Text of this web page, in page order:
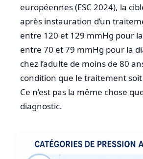
européennes (ESC 2024), la
après instauration d’un
entre 120 et 129 mmHg pour
entre 70 et 79 mmHg pour la
chez l’adulte de moins de 80
condition que le traitement
Ce n’est pas la même chose
diagnostic.